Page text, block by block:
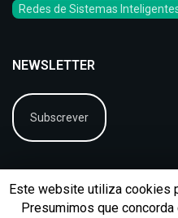
Redes de Sistemas
NEWSLETTER
Subscrever
Este website utiliza cookies
Presumimos que